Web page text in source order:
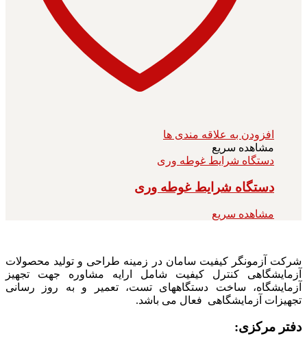
افزودن به علاقه مندی ها
مشاهده سریع
دستگاه شرایط غوطه وری
دستگاه شرایط غوطه وری
مشاهده سریع
شرکت آزمونگر کیفیت سامان در زمینه طراحی و تولید محصولات
آزمایشگاهی کنترل کیفیت شامل ارایه مشاوره جهت تجهیز
آزمایشگاه، ساخت دستگاههای تست، تعمیر و به روز رسانی
تجهیزات آزمایشگاهی فعال می باشد.
دفتر مرکزی: